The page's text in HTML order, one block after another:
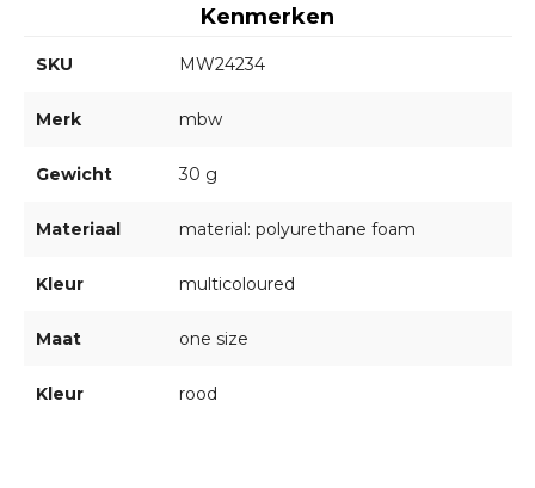
Kenmerken
SKU MW24234
Merk mbw
Gewicht 30 g
Materiaal material: polyurethane foam
Kleur multicoloured
Maat one size
Kleur rood